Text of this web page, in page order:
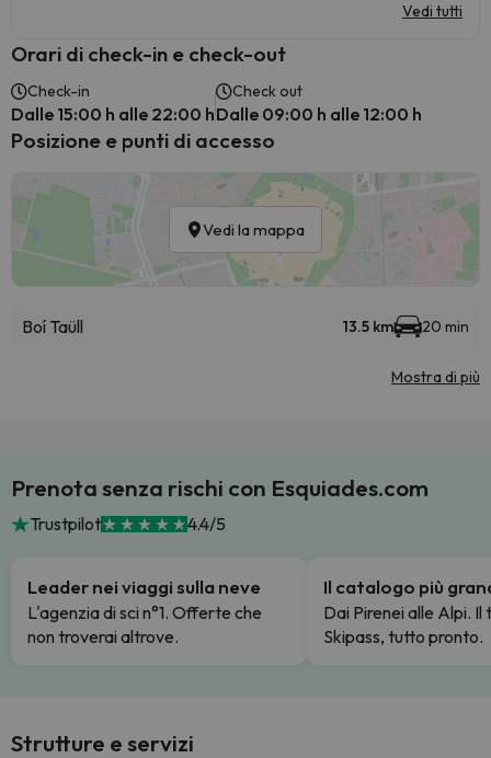
Vedi tutti
Orari di check-in e check-out
Check-in
Dalle 15:00 h alle 22:00 h
Check out
Dalle 09:00 h alle 12:00 h
Posizione e punti di accesso
Vedi la mappa
Boí Taüll 13.5 km 20 min
Mostra di più
Prenota senza rischi con Esquiades.com
Trustpilot 4.4/5
Leader nei viaggi sulla neve
L'agenzia di sci n°1. Offerte che
non troverai altrove.
Il catalogo più
Dai Pirenei alle Alpi. Il
Skipass, tutto pronto.
Strutture e servizi